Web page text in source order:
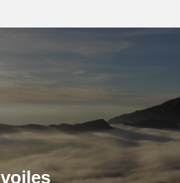
voiles